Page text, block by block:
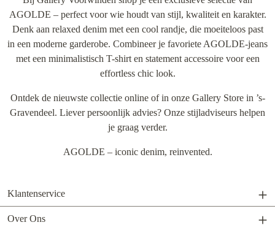
AGOLDE – perfect voor wie houdt van stijl, kwaliteit en karakter.
Denk aan relaxed denim met een cool randje, die moeiteloos past
in een moderne garderobe. Combineer je favoriete AGOLDE-jeans
met een minimalistisch T-shirt en statement accessoire voor een
effortless chic look.
Ontdek de nieuwste collectie online of in onze Gallery Store in ’s-
Gravendeel. Liever persoonlijk advies? Onze stijladviseurs helpen
je graag verder.
AGOLDE – iconic denim, reinvented.
Klantenservice
Over Ons